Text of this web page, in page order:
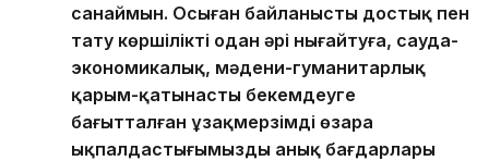
санаймын. Осыған байланысты достық пен
тату көршілікті одан әрі нығайтуға, сауда-
экономикалық, мәдени-гуманитарлық
қарым-қатынасты бекемдеуге
бағытталған ұзақмерзімді өзара
ықпалдастығымыздың анық бағдарлары